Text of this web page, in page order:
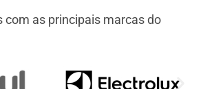
as principais marcas do